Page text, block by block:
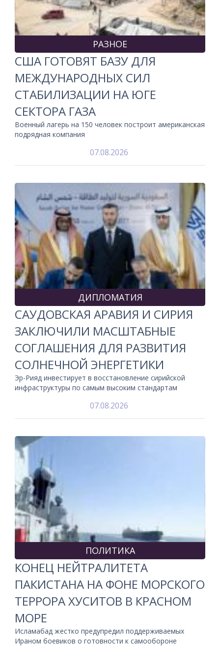
РАЗНОЕ
США ГОТОВЯТ БАЗУ ДЛЯ
МЕЖДУНАРОДНЫХ СИЛ
СТАБИЛИЗАЦИИ НА ЮГЕ
СЕКТОРА ГАЗА
Военный лагерь на 150 человек построит американская
подрядная компания
07.08.2026
ДИПЛОМАТИЯ
САУДОВСКАЯ АРАВИЯ И СИРИЯ
ЗАКЛЮЧИЛИ МАСШТАБНЫЕ
СОГЛАШЕНИЯ ДЛЯ РАЗВИТИЯ
СОЛНЕЧНОЙ ЭНЕРГЕТИКИ
Эр-Рияд инвестирует в восстановление сирийской
инфраструктуры по самым высоким стандартам
07.08.2026
ПОЛИТИКА
КОНЕЦ НЕЙТРАЛИТЕТА
ПАКИСТАНА НА ФОНЕ МОРСКОГО
ТЕРРОРА ХУСИТОВ В КРАСНОМ
МОРЕ
Исламабад жестко предупредил поддерживаемых
Ираном боевиков о готовности к самообороне